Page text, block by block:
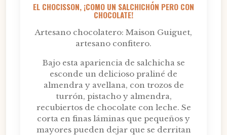
EL CHOCISSON, ¡COMO UN SALCHICHÓN PERO CON
CHOCOLATE!
Artesano chocolatero: Maison Guiguet,
artesano confitero.
Bajo esta apariencia de salchicha se
esconde un delicioso praliné de
almendra y avellana, con trozos de
turrón, pistacho y almendra,
recubiertos de chocolate con leche. Se
corta en finas láminas que pequeños y
mayores pueden dejar que se derritan